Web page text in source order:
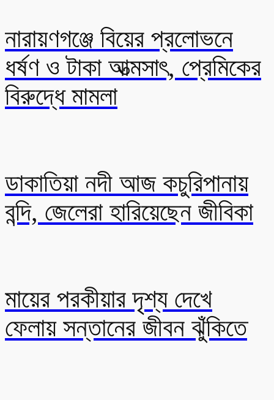
নারায়ণগঞ্জে বিয়ের প্রলোভনে
ধর্ষণ ও টাকা আত্মসাৎ, প্রেমিকের
বিরুদ্ধে মামলা
ডাকাতিয়া নদী আজ কচুরিপানায়
বন্দি, জেলেরা হারিয়েছেন জীবিকা
মায়ের পরকীয়ার দৃশ্য দেখে
ফেলায় সন্তানের জীবন ঝুঁকিতে